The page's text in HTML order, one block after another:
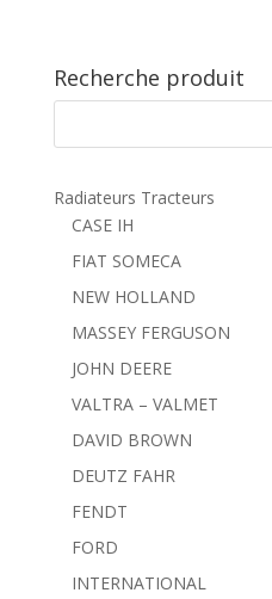
Recherche produit
Radiateurs Tracteurs
CASE IH
FIAT SOMECA
NEW HOLLAND
MASSEY FERGUSON
JOHN DEERE
VALTRA – VALMET
DAVID BROWN
DEUTZ FAHR
FENDT
FORD
INTERNATIONAL